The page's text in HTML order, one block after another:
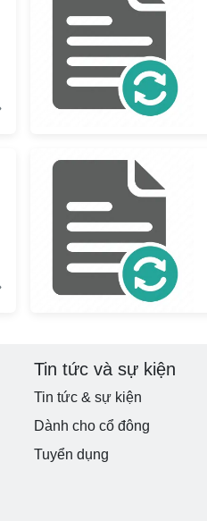
Tin tức và sự kiện
Tin tức & sự kiện
Dành cho cổ đông
Tuyển dụng